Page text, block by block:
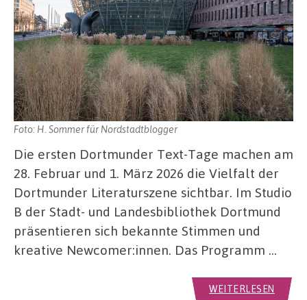
Foto: H. Sommer für Nordstadtblogger
Die ersten Dortmunder Text-Tage machen am
28. Februar und 1. März 2026 die Vielfalt der
Dortmunder Literaturszene sichtbar. Im Studio
B der Stadt- und Landesbibliothek Dortmund
präsentieren sich bekannte Stimmen und
kreative Newcomer:innen. Das Programm …
WEITERLESEN